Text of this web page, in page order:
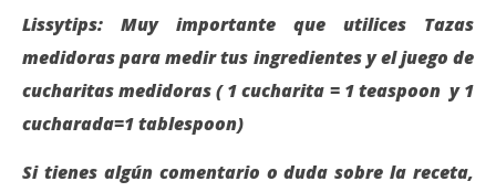
Lissytips: Muy importante que utilices Tazas
medidoras para medir tus ingredientes y el juego de
cucharitas medidoras ( 1 cucharita = 1 teaspoon y 1
cucharada=1 tablespoon)
Si tienes algún comentario o duda sobre la receta,